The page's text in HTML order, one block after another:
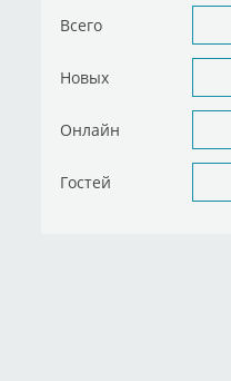
Всего
Новых
Онлайн
Гостей